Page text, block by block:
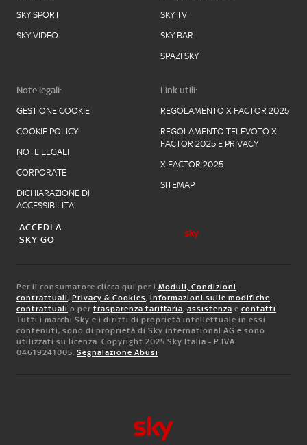
SKY SPORT
SKY VIDEO
SKY TV
SKY BAR
SPAZI SKY
Note legali:
GESTIONE COOKIE
COOKIE POLICY
NOTE LEGALI
CORPORATE
DICHIARAZIONE DI
ACCESSIBILITA'
Link utili:
REGOLAMENTO X FACTOR 2025
REGOLAMENTO TELEVOTO X
FACTOR 2025 E PRIVACY
X FACTOR 2025
SITEMAP
ACCEDI A
SKY GO
Per il consumatore clicca qui per i Moduli, Condizioni
contrattuali, Privacy & Cookies, informazioni sulle modifiche
contrattuali o per trasparenza tariffaria, assistenza e contatti.
Tutti i marchi Sky e i diritti di proprietà intellettuale in essi
contenuti, sono di proprietà di Sky international AG e sono
utilizzati su licenza. Copyright 2025 Sky Italia - P.IVA
04619241005. Segnalazione Abusi